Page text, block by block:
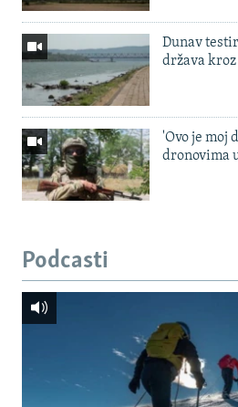
Dunav
država
'Ovo je moj
dronovima
Podcasti